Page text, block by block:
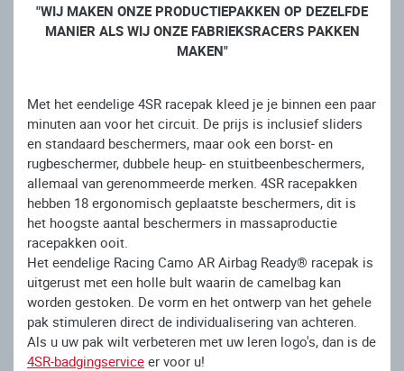
"WIJ MAKEN ONZE PRODUCTIEPAKKEN OP DEZELFDE
MANIER ALS WIJ ONZE FABRIEKSRACERS PAKKEN
MAKEN"
Met het eendelige 4SR racepak kleed je je binnen een paar
minuten aan voor het circuit. De prijs is inclusief sliders
en standaard beschermers, maar ook een borst- en
rugbeschermer, dubbele heup- en stuitbeenbeschermers,
allemaal van gerenommeerde merken. 4SR racepakken
hebben 18 ergonomisch geplaatste beschermers, dit is
het hoogste aantal beschermers in massaproductie
racepakken ooit.
Het eendelige Racing Camo AR Airbag Ready® racepak is
uitgerust met een holle bult waarin de camelbag kan
worden gestoken. De vorm en het ontwerp van het gehele
pak stimuleren direct de individualisering van achteren.
Als u uw pak wilt verbeteren met uw leren logo's, dan is de
4SR-badgingservice er voor u!